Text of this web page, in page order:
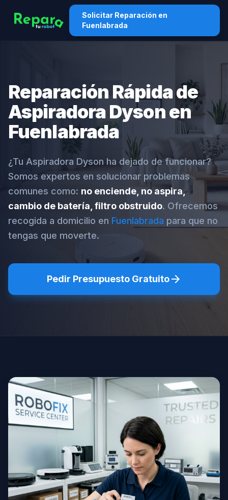
Solicitar Reparación en
Fuenlabrada
Reparación Rápida de
Aspiradora Dyson en
Fuenlabrada
¿Tu Aspiradora Dyson ha dejado de funcionar?
Somos expertos en solucionar problemas
comunes como: no enciende, no aspira,
cambio de batería, filtro obstruido. Ofrecemos
recogida a domicilio en Fuenlabrada para que no
tengas que moverte.
Pedir Presupuesto Gratuitoarrow_forward